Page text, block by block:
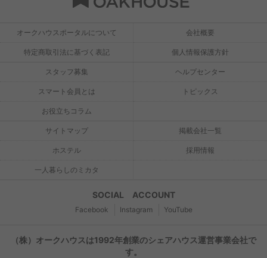
オークハウスポータルについて 会社概要
特定商取引法に基づく表記 個人情報保護方針
スタッフ募集 ヘルプセンター
スマート会員とは トピックス
お役立ちコラム
サイトマップ 掲載会社一覧
ホステル 採用情報
一人暮らしのミカタ
SOCIAL ACCOUNT
Facebook Instagram YouTube
（株）オークハウスは1992年創業のシェアハウス運営事業会社で
す。